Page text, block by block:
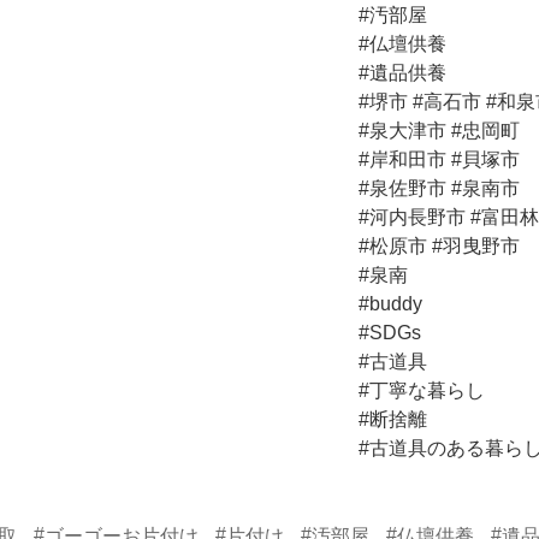
#汚部屋
#仏壇供養
#遺品供養
#堺市 #高石市 #和泉
#泉大津市 #忠岡町
#岸和田市 #貝塚市
#泉佐野市 #泉南市
#河内長野市 #富田
#松原市 #羽曳野市
#泉南
#buddy
#SDGs
#古道具
#丁寧な暮らし
#断捨離
#古道具のある暮らし
# # # # #